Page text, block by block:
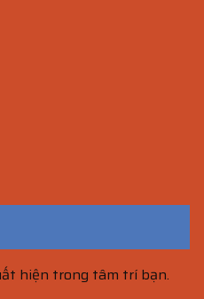
hiện trong tâm trí bạn.